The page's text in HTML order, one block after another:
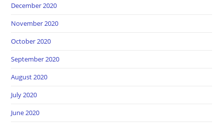
December 2020
November 2020
October 2020
September 2020
August 2020
July 2020
June 2020